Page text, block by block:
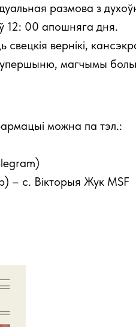
размова з
12: 00 апошняга дня.
вернікі,
магчымы
можна па тэл.:
– с. Вікторыя Жук MSF